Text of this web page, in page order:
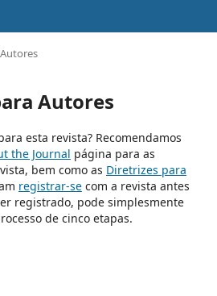
Autores
esta revista? Recomendamos
the Journal página para as
bem como as Diretrizes para
registrar-secom a revista antes
registrado, pode simplesmente
de cinco etapas.